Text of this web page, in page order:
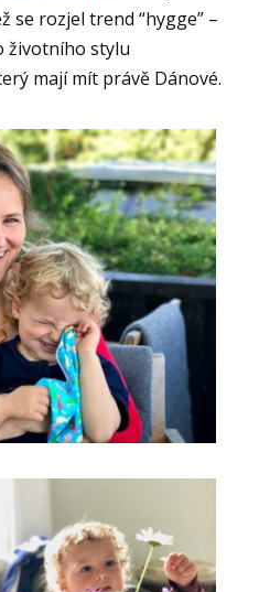
se rozjel trend “hygge” –
životního stylu
mají mít právě Dánové.